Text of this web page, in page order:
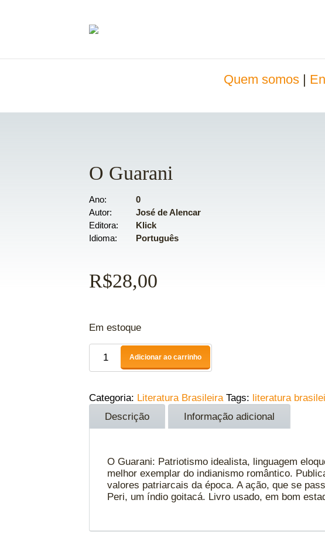
Quem somos
O Guarani
Ano
0
Autor
José de Alencar
Editora
Klick
Idioma
Português
R$28,00
Em estoque
Adicionar ao carrinho
Categoria: Literatura Brasileira Tags: literatura
Descrição
Informação adicional
O Guarani: Patriotismo idealista, linguagem
melhor exemplar do indianismo romântico.
valores patriarcais da época. A ação, que se
Peri, um índio goitacá. Livro usado, em bom